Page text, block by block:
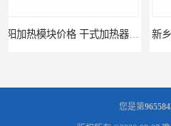
信阳加热模块价格 干式加热器 信誉好
您是第